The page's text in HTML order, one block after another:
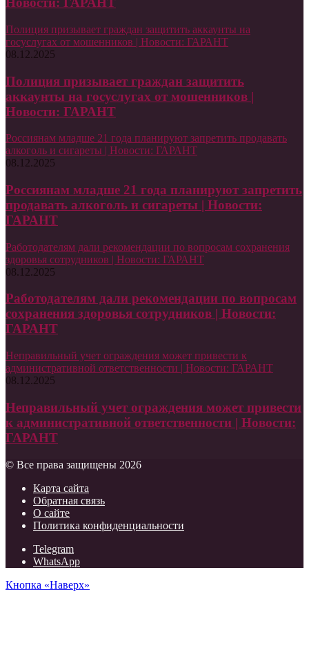
Полиция призывает граждан защитить аккаунты на
госуслугах от мошенников | Новости: ГАРАНТ
08.12.2025
Полиция призывает граждан защитить
аккаунты на госуслугах от мошенников |
Новости: ГАРАНТ
Россиянам младше 21 года планируют запретить продавать
алкоголь и сигареты | Новости: ГАРАНТ
08.12.2025
Россиянам младше 21 года планируют запретить
продавать алкоголь и сигареты | Новости:
ГАРАНТ
Работодателям дали рекомендации по вопросам сохранения
здоровья сотрудников | Новости: ГАРАНТ
08.12.2025
Работодателям дали рекомендации по вопросам
сохранения здоровья сотрудников | Новости:
ГАРАНТ
Неправильный учет ограждения может привести к
административной ответственности | Новости: ГАРАНТ
08.12.2025
Неправильный учет ограждения может привести
к административной ответственности | Новости:
ГАРАНТ
© Все права защищены 2026
Карта сайта
Обратная связь
О сайте
Политика конфиденциальности
Telegram
WhatsApp
Кнопка «Наверх»